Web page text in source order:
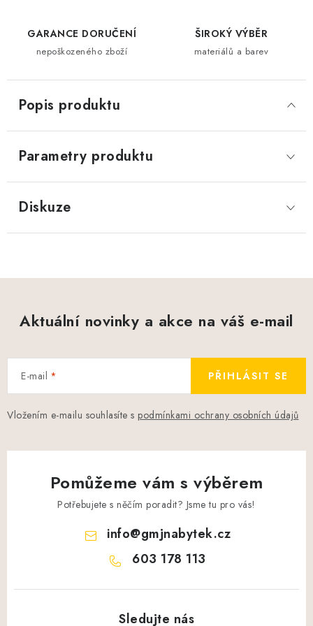
GARANCE DORUČENÍ
nepoškozeného zboží
ŠIROKÝ VÝBĚR
materiálů a barev
Popis produktu
Parametry produktu
Diskuze
Aktuální novinky a akce na váš e-mail
E-mail
Vložením e-mailu souhlasíte s podmínkami ochrany osobních údajů
PŘIHLÁSIT SE
Pomůžeme vám s výběrem
Potřebujete s něčím poradit? Jsme tu pro vás!
info@gmjnabytek.cz
603 178 113